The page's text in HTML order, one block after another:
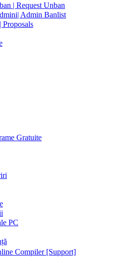
| Request Unban
Admin Banlist
Gratuite
PC
Compiler [Support]